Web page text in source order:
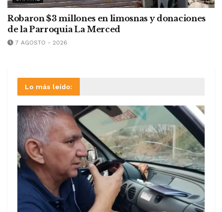
Robaron $3 millones en limosnas y donaciones
de la Parroquia La Merced
7 AGOSTO - 2026
Lo más leído: